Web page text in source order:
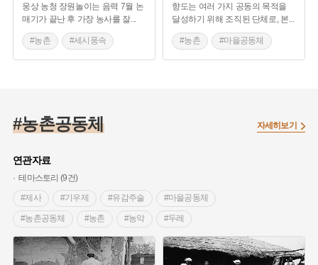
웅상 농청 장원놀이는 음력 7월 논
매기가 끝난 후 가장 농사를 잘...
#농촌 #세시풍속
#경상남도 민속놀이
향도는 여러 가지 공동의 목적을
달성하기 위해 조직된 단체로, 본
#농촌 #마을공동체
#농촌공동체
#농촌공동체
연관자료
테마스토리 (9건)
#제사
#기우제 #유감주술 #마을공동체
#농촌공동체 #농촌 #농악 #두레
#우리마을 연예인 #백중 #동지 #세시풍속
#머슴 #머슴의 명절 #놀이 #기원제
자세히보기